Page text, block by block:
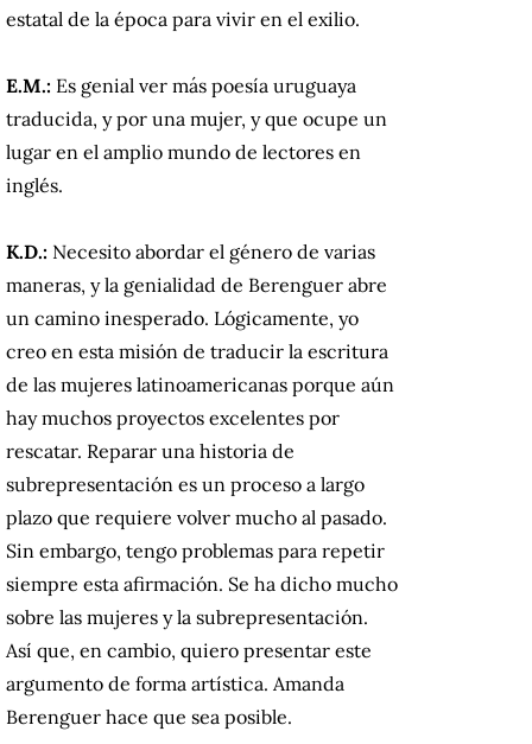
estatal de la época para vivir en el exilio.
E.M.: Es genial ver más poesía uruguaya
traducida, y por una mujer, y que ocupe un
lugar en el amplio mundo de lectores en
inglés.
K.D.: Necesito abordar el género de varias
maneras, y la genialidad de Berenguer abre
un camino inesperado. Lógicamente, yo
creo en esta misión de traducir la escritura
de las mujeres latinoamericanas porque aún
hay muchos proyectos excelentes por
rescatar. Reparar una historia de
subrepresentación es un proceso a largo
plazo que requiere volver mucho al pasado.
Sin embargo, tengo problemas para repetir
siempre esta afirmación. Se ha dicho mucho
sobre las mujeres y la subrepresentación.
Así que, en cambio, quiero presentar este
argumento de forma artística. Amanda
Berenguer hace que sea posible.